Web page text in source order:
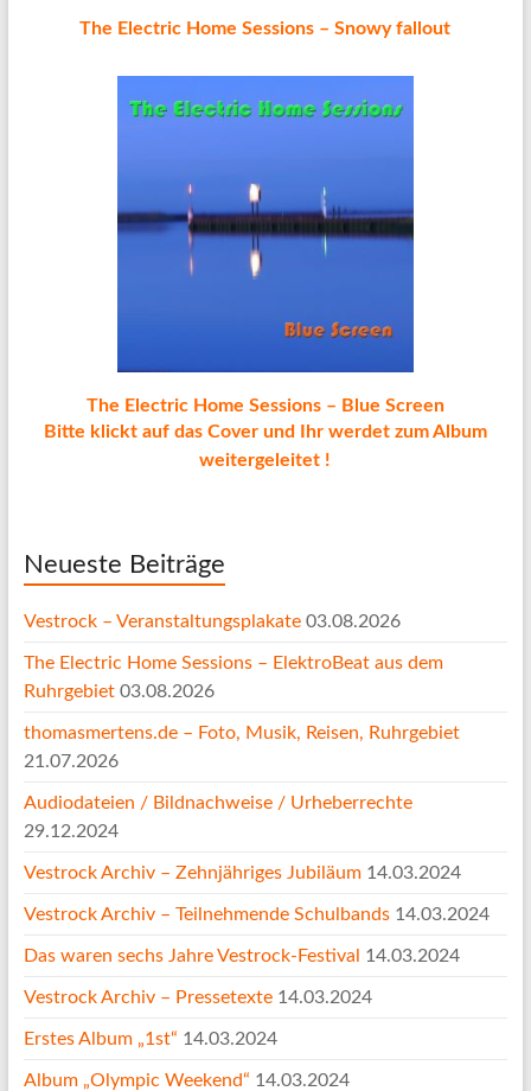
The Electric Home Sessions – Snowy fallout
The Electric Home Sessions – Blue Screen
Bitte klickt auf das Cover und Ihr werdet zum Album
weitergeleitet !
Neueste Beiträge
Vestrock – Veranstaltungsplakate 03.08.2026
The Electric Home Sessions – ElektroBeat aus dem
Ruhrgebiet 03.08.2026
thomasmertens.de – Foto, Musik, Reisen, Ruhrgebiet
21.07.2026
Audiodateien / Bildnachweise / Urheberrechte
29.12.2024
Vestrock Archiv – Zehnjähriges Jubiläum 14.03.2024
Vestrock Archiv – Teilnehmende Schulbands 14.03.2024
Das waren sechs Jahre Vestrock-Festival 14.03.2024
Vestrock Archiv – Pressetexte 14.03.2024
Erstes Album „1st“ 14.03.2024
Album „Olympic Weekend“ 14.03.2024